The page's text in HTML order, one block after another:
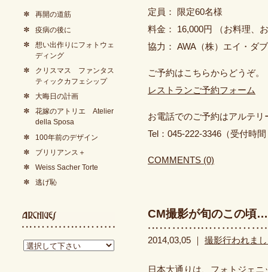
定員： 限定60名様
料金： 16,000円 （お料理、
協力： AWA（株）エイ・ダ
ご予約はこちらからどうぞ。
レストランご予約フォーム
お電話でのご予約はアルテリ
Tel：045-222-3346（受付時
COMMENTS (0)
CM撮影が旬のこの頃…
2014,03,05 ｜ 撮影行われま
日本大通りは、フォトジェ
再開の道筋
疫病の後に
想い出作りにフォトウェ
ディング
クリスマス ファンタス
ティックカフェシップ
大晦日の計画
花嫁のアトリエ Atelier
della Sposa
100年前のデザイン
ブリリアンス＋
Weiss Sacher Torte
逃げ恥